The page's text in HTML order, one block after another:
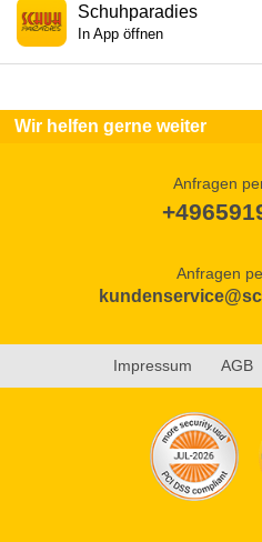
Schuhparadies
In App öffnen
Wir helfen gerne weiter
Anfragen
Anfragen
Impressum AGB